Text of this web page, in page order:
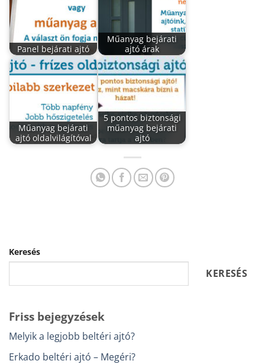
Keresés
KERESÉS
Friss bejegyzések
Melyik a legjobb beltéri ajtó?
Erkado beltéri ajtó – Megéri?
Panel bejárati ajtó
Műanyag bejárati
ajtó árak
Műanyag bejárati
ajtó oldalvilágítóval
5 pontos biztonsági
műanyag bejárati
ajtó